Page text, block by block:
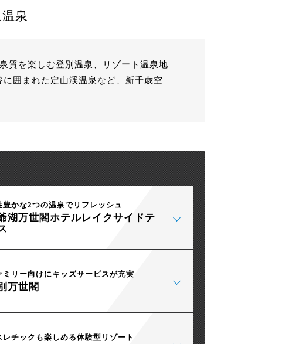
泉
質を楽しむ登別温泉、リゾート温泉地
囲まれた定山渓温泉など、新千歳空
豊かな2つの温泉でリフレッシュ
湖万世閣ホテルレイクサイドテ
ミリー向けにキッズサービスが充実
万世閣
レチックも楽しめる体験型リゾート